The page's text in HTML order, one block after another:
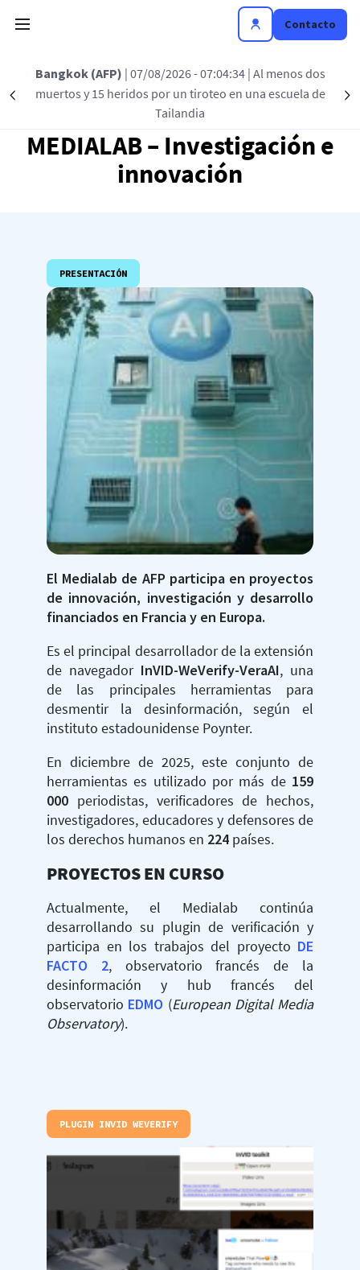
Contacto
Précédent
Bangkok (AFP) | 07/08/2026 - 07:04:34 | Al menos dos
muertos y 15 heridos por un tiroteo en una escuela de
Tailandia
MEDIALAB – Investigación e
innovación
PRESENTACIÓN
El Medialab de AFP participa en proyectos
de innovación, investigación y desarrollo
financiados en Francia y en Europa.
Es el principal desarrollador de la extensión
de navegador InVID-WeVerify-VeraAI, una
de las principales herramientas para
desmentir la desinformación, según el
instituto estadounidense Poynter.
En diciembre de 2025, este conjunto de
herramientas es utilizado por más de 159
000 periodistas, verificadores de hechos,
investigadores, educadores y defensores de
los derechos humanos en 224 países.
PROYECTOS EN CURSO
Actualmente, el Medialab continúa
desarrollando su plugin de verificación y
participa en los trabajos del proyecto DE
FACTO 2, observatorio francés de la
desinformación y hub francés del
observatorio EDMO (European Digital Media
Observatory).
PLUGIN INVID WEVERIFY